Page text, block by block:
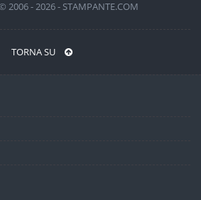
2006 - 2026 - STAMPANTE.COM
TORNA SU